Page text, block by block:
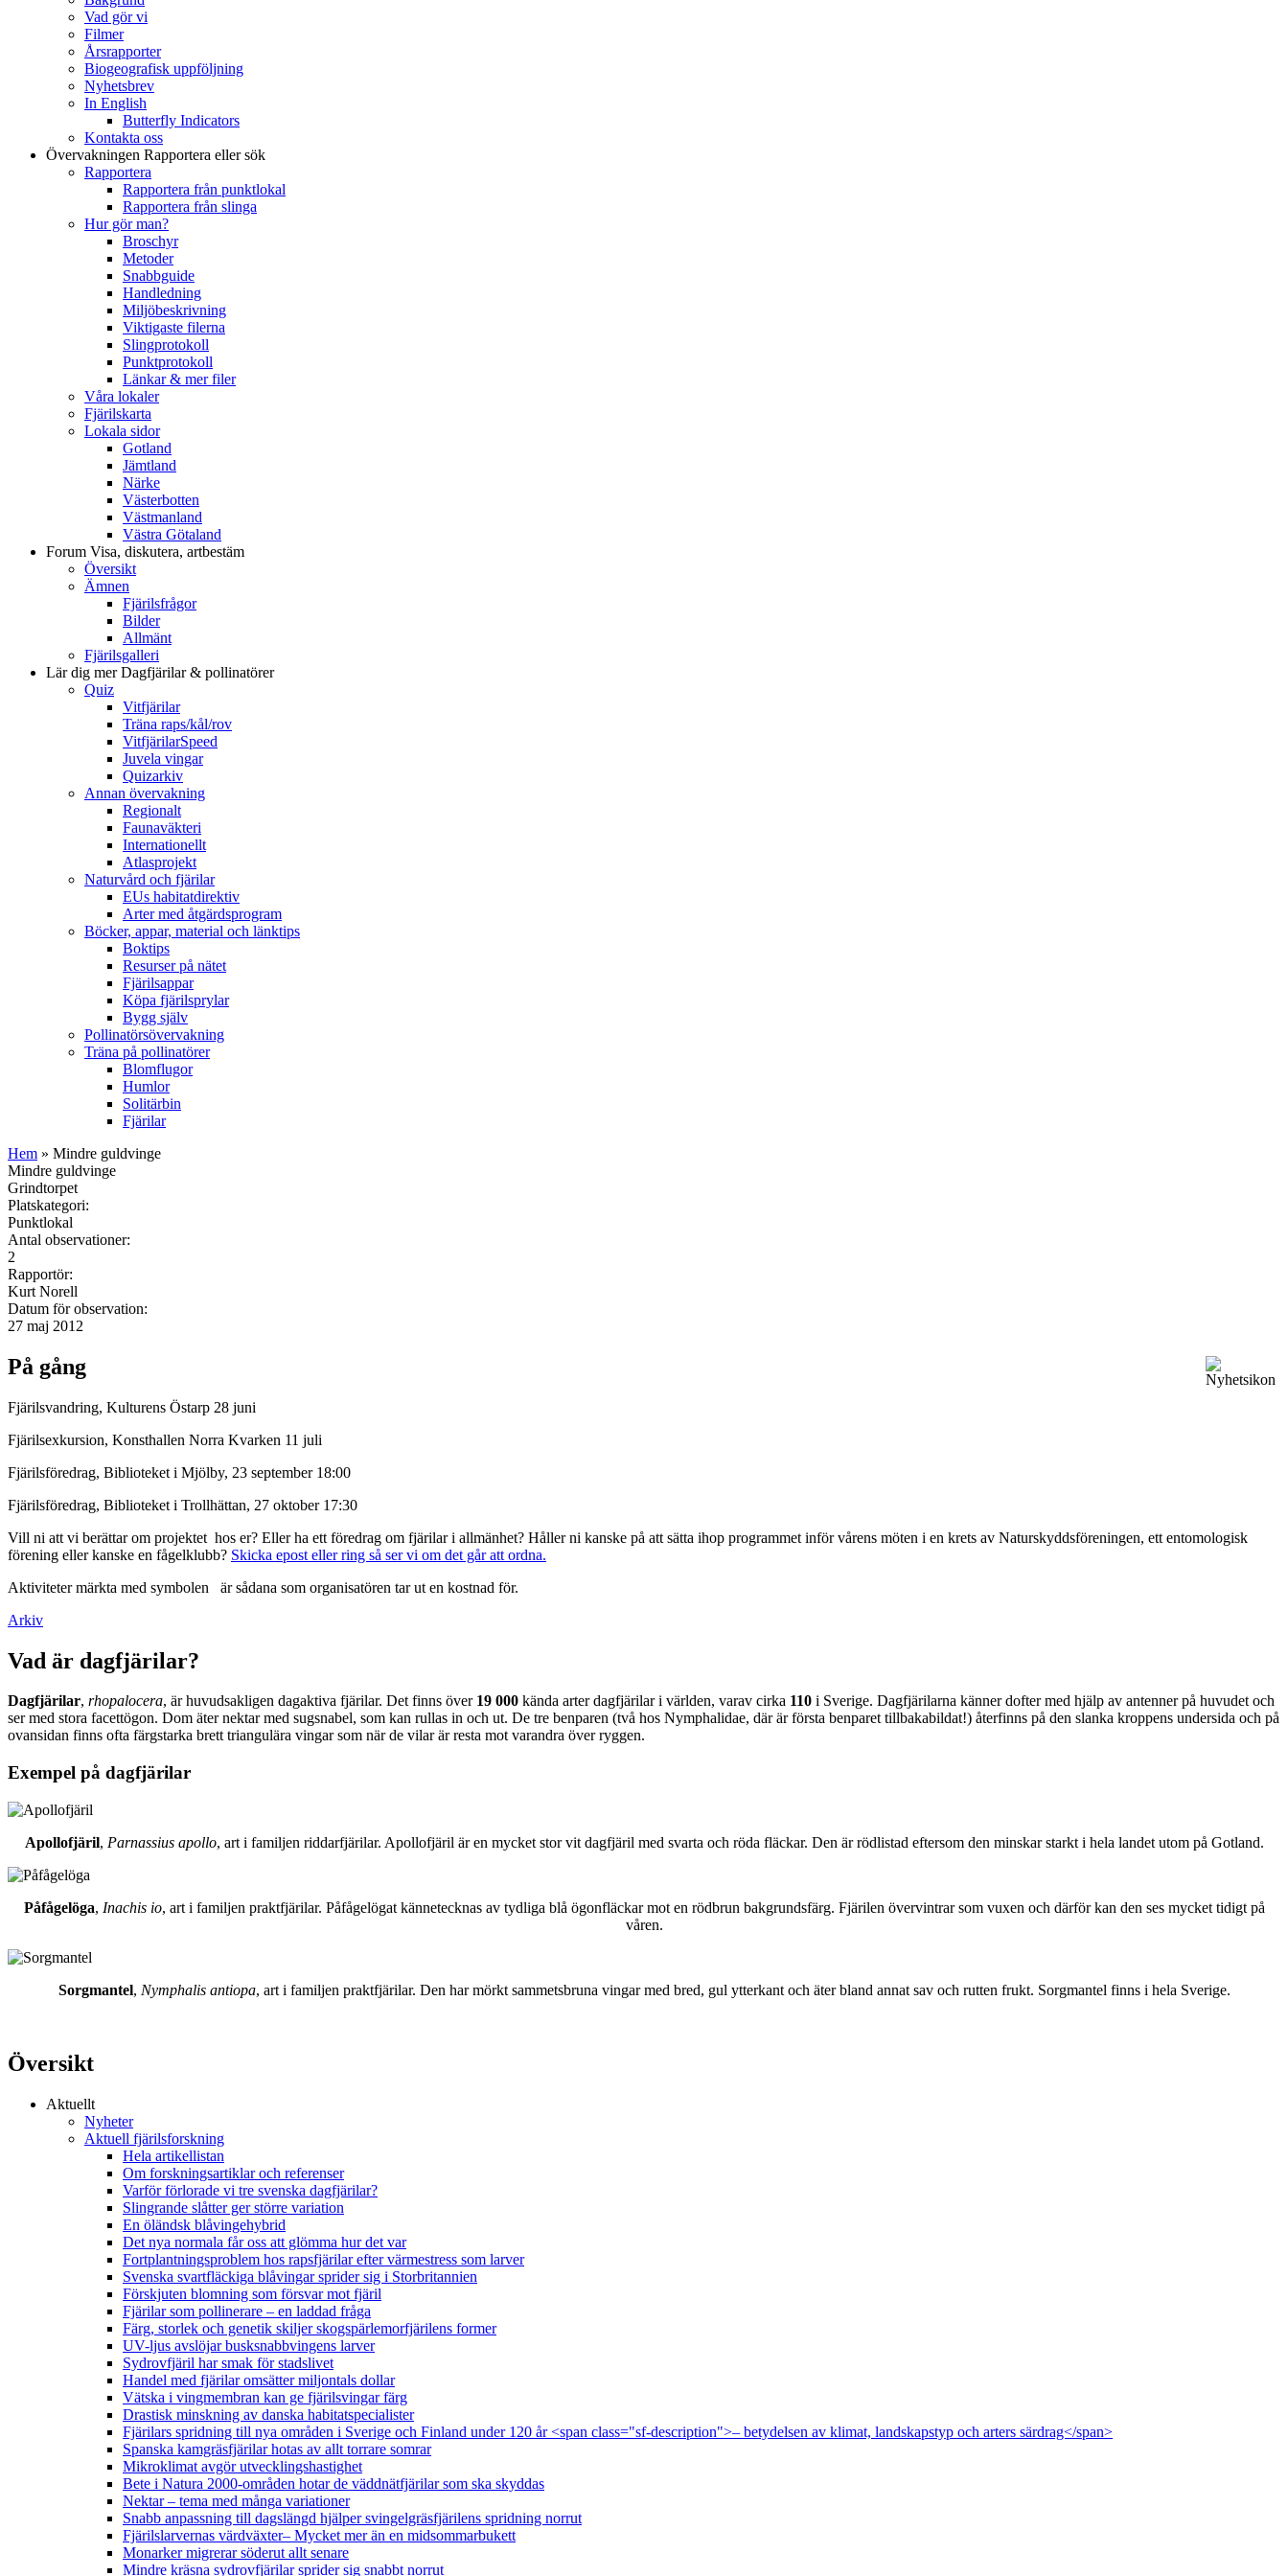
Vad gör vi
Filmer
Årsrapporter
Biogeografisk uppföljning
Nyhetsbrev
In English
Butterfly Indicators
Kontakta oss
Övervakningen Rapportera eller sök
Rapportera
Rapportera från punktlokal
Rapportera från slinga
Hur gör man?
Broschyr
Metoder
Snabbguide
Handledning
Miljöbeskrivning
Viktigaste filerna
Slingprotokoll
Punktprotokoll
Länkar & mer filer
Våra lokaler
Fjärilskarta
Lokala sidor
Gotland
Jämtland
Närke
Västerbotten
Västmanland
Västra Götaland
Forum Visa, diskutera, artbestäm
Översikt
Ämnen
Fjärilsfrågor
Bilder
Allmänt
Fjärilsgalleri
Lär dig merDagfjärilar & pollinatörer
Quiz
Vitfjärilar
Träna raps/kål/rov
VitfjärilarSpeed
Juvela vingar
Quizarkiv
Annan övervakning
Regionalt
Faunaväkteri
Internationellt
Atlasprojekt
Naturvård och fjärilar
EUs habitatdirektiv
Arter med åtgärdsprogram
Böcker, appar, material och länktips
Boktips
Resurser på nätet
Fjärilsappar
Köpa fjärilsprylar
Bygg själv
Pollinatörsövervakning
Träna på pollinatörer
Blomflugor
Humlor
Solitärbin
Fjärilar
Hem » Mindre guldvinge
Mindre guldvinge
Grindtorpet
Platskategori:
Punktlokal
Antal observationer:
2
Rapportör:
Kurt Norell
Datum för observation:
27 maj 2012
På gång
Fjärilsvandring, Kulturens Östarp 28 juni
Fjärilsexkursion, Konsthallen Norra Kvarken 11 juli
Fjärilsföredrag, Biblioteket i Mjölby, 23 september 18:00
Fjärilsföredrag, Biblioteket i Trollhättan, 27 oktober 17:30
Vill ni att vi berättar om projektet hos er? Eller ha ett föredrag om fjärilar i allmänhet? Håller ni kanske på att sätta ihop programmet inför vårens möten i en krets av Naturskyddsföreningen, ett entomologisk
förening eller kanske en fågelklubb? Skicka epost eller ring så ser vi om det går att ordna.
Aktiviteter märkta med symbolen
är sådana som organisatören tar ut en kostnad för.
Arkiv
Vad är dagfjärilar?
Dagfjärilar, rhopalocera, är huvudsakligen dagaktiva fjärilar. Det finns över 19 000 kända arter dagfjärilar i världen, varav cirka 110 i Sverige. Dagfjärilarna känner dofter med hjälp av antenner på huvudet och
ser med stora facettögon. Dom äter nektar med sugsnabel, som kan rullas in och ut. De tre benparen (två hos Nymphalidae, där är första benparet tillbakabildat!) återfinns på den slanka kroppens undersida och på
ovansidan finns ofta färgstarka brett triangulära vingar som när de vilar är resta mot varandra över ryggen.
Exempel på dagfjärilar
Apollofjäril, Parnassius apollo, art i familjen riddarfjärilar. Apollofjäril är en mycket stor vit dagfjäril med svarta och röda fläckar. Den är rödlistad eftersom den minskar starkt i hela landet utom på Gotland.
Påfågelöga, Inachis io, art i familjen praktfjärilar. Påfågelögat kännetecknas av tydliga blå ögonfläckar mot en rödbrun bakgrundsfärg. Fjärilen övervintrar som vuxen och därför kan den ses mycket tidigt på
våren.
Sorgmantel, Nymphalis antiopa, art i familjen praktfjärilar. Den har mörkt sammetsbruna vingar med bred, gul ytterkant och äter bland annat sav och rutten frukt. Sorgmantel finns i hela Sverige.
Översikt
Aktuellt
Nyheter
Aktuell fjärilsforskning
Hela artikellistan
Om forskningsartiklar och referenser
Varför förlorade vi tre svenska dagfjärilar?
Slingrande slåtter ger större variation
En öländsk blåvingehybrid
Det nya normala får oss att glömma hur det var
Fortplantningsproblem hos rapsfjärilar efter värmestress som larver
Svenska svartfläckiga blåvingar sprider sig i Storbritannien
Förskjuten blomning som försvar mot fjäril
Fjärilar som pollinerare – en laddad fråga
Färg, storlek och genetik skiljer skogspärlemorfjärilens former
UV-ljus avslöjar busksnabbvingens larver
Sydrovfjäril har smak för stadslivet
Handel med fjärilar omsätter miljontals dollar
Vätska i vingmembran kan ge fjärilsvingar färg
Drastisk minskning av danska habitatspecialister
Fjärilars spridning till nya områden i Sverige och Finland under 120 år <span class="sf-description">– betydelsen av klimat, landskapstyp och arters särdrag</span>
Spanska kamgräsfjärilar hotas av allt torrare somrar
Mikroklimat avgör utvecklingshastighet
Bete i Natura 2000-områden hotar de väddnätfjärilar som ska skyddas
Nektar – tema med många variationer
Snabb anpassning till dagslängd hjälper svingelgräsfjärilens spridning norrut
Fjärilslarvernas värdväxter– Mycket mer än en midsommarbukett
Monarker migrerar söderut allt senare
Mindre kräsna sydrovfjärilar sprider sig snabbt norrut